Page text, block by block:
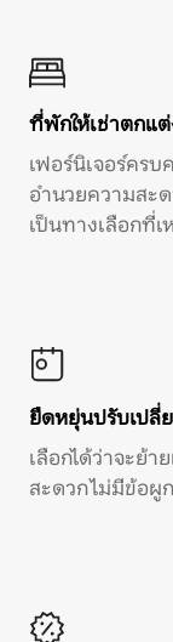
ที่พักให้เช่าตกแ
เฟอร์นิเจอร์คร
อำนวยความสะ
เป็นทางเลือกที่
ยืดหยุ่นปรับเปลี่
เลือกได้ว่าจะย้า
สะดวก ไม่มีข้อผู